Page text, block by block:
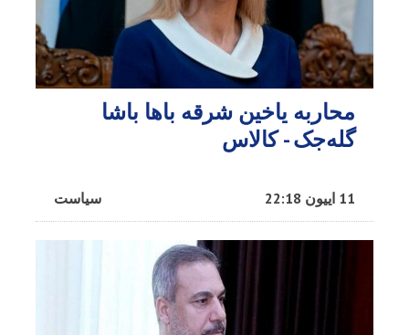
محاربه یاخین شرقه باها باشا
گله‌جک - کالاس
سیاست 11 اییون 22:18